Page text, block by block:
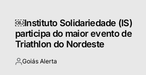
￼Instituto Solidariedade (IS)
participa do maior evento de
Triathlon do Nordeste
Postado
Goiás Alerta